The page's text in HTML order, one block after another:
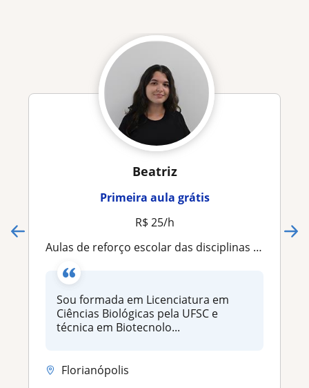
Beatriz
Primeira aula grátis
R$ 25/h
Aulas de reforço escolar das disciplinas de ciências, biologia e matemática básica (conteúdo de ensino fundamental e médio)
Sou formada em Licenciatura em
Ciências Biológicas pela UFSC e
técnica em Biotecnolo...
Florianópolis